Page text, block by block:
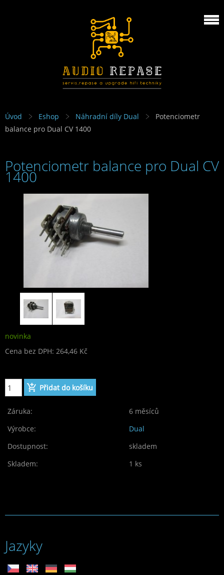
Úvod Eshop Náhradní díly Dual
Potenciometr
balance pro Dual CV 1400
Potenciometr balance pro Dual CV
1400
novinka
Cena bez DPH: 264,46 Kč
Záruka:
6 měsíců
Výrobce:
Dual
Dostupnost:
skladem
Skladem:
1 ks
Jazyky